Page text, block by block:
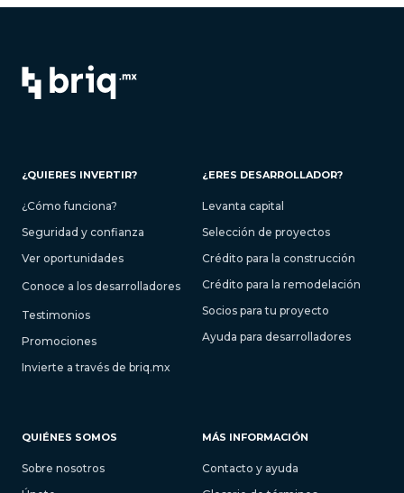
¿QUIERES INVERTIR?
¿Cómo funciona?
Seguridad y confianza
Ver oportunidades
Conoce a los desarrolladores
Testimonios
Promociones
Invierte a través de briq.mx
¿ERES DESARROLLADOR?
Levanta capital
Selección de proyectos
Crédito para la construcción
Crédito para la remodelación
Socios para tu proyecto
Ayuda para desarrolladores
QUIÉNES SOMOS
Sobre nosotros
MÁS INFORMACIÓN
Contacto y ayuda